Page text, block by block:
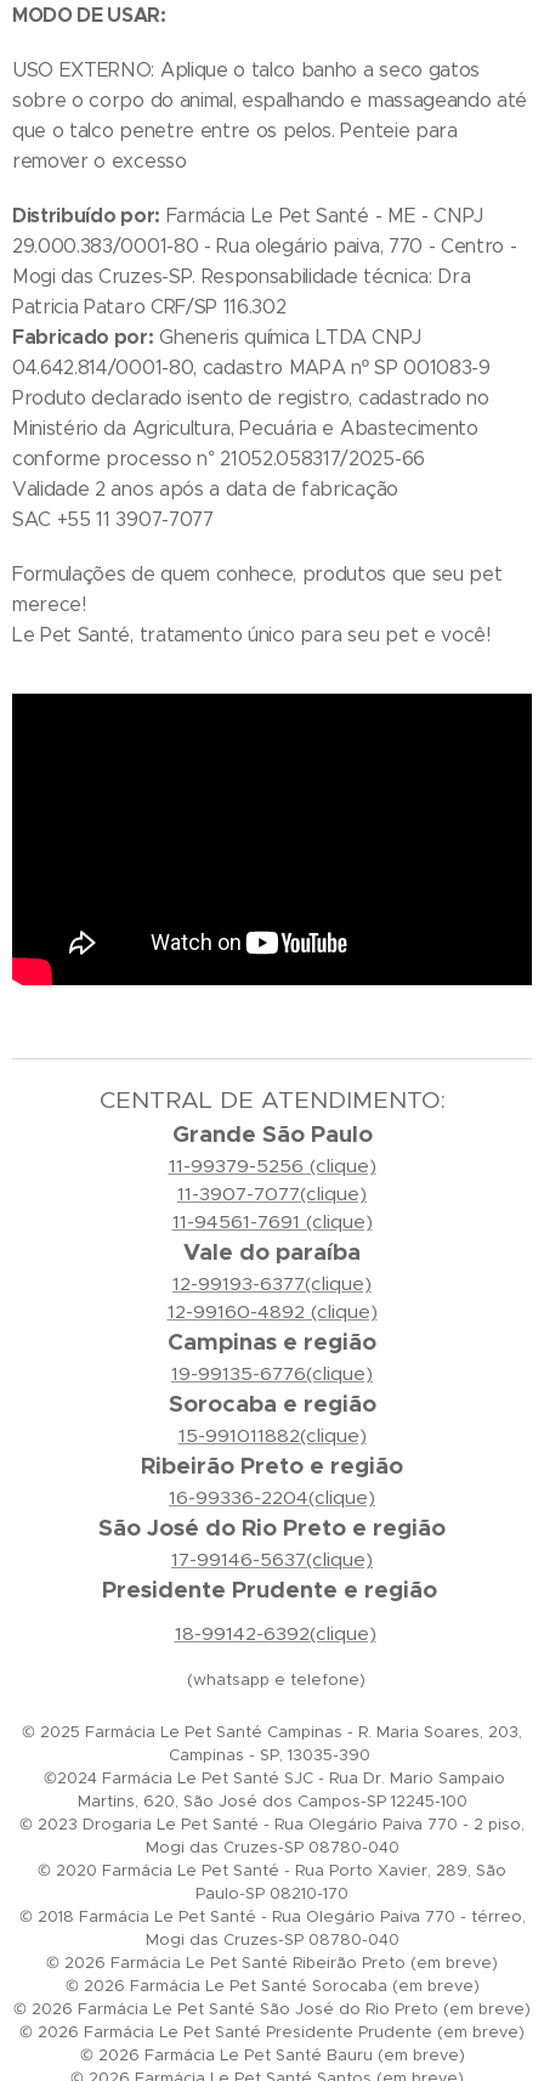
MODO DE USAR:
USO EXTERNO: Aplique o talco banho a seco gatos
sobre o corpo do animal, espalhando e massageando até
que o talco penetre entre os pelos. Penteie para
remover o excesso
Distribuído por: Farmácia Le Pet Santé - ME - CNPJ
29.000.383/0001-80 - Rua olegário paiva, 770 - Centro -
Mogi das Cruzes-SP. Responsabilidade técnica: Dra
Patricia Pataro CRF/SP 116.302
Fabricado por: Gheneris química LTDA CNPJ
04.642.814/0001-80, cadastro MAPA nº SP 001083-9
Produto declarado isento de registro, cadastrado no
Ministério da Agricultura, Pecuária e Abastecimento
conforme processo n° 21052.058317/2025-66
Validade 2 anos após a data de fabricação
SAC +55 11 3907-7077
Formulações de quem conhece, produtos que seu pet
merece!
Le Pet Santé, tratamento único para seu pet e você!
CENTRAL DE ATENDIMENTO:
Grande São Paulo
11-99379-5256 (clique)
11-3907-7077(clique)
11-94561-7691 (clique)
Vale do paraíba
12-99193-6377(clique)
12-99160-4892 (clique)
Campinas e região
19-99135-6776(clique)
Sorocaba e região
15-991011882(clique)
Ribeirão Preto e região
16-99336-2204(clique)
São José do Rio Preto e região
17-99146-5637(clique)
Presidente Prudente e região
18-99142-6392(clique)
(whatsapp e telefone)
© 2025 Farmácia Le Pet Santé Campinas - R. Maria Soares, 203,
Campinas - SP, 13035-390
©2024 Farmácia Le Pet Santé SJC - Rua Dr. Mario Sampaio
Martins, 620, São José dos Campos-SP 12245-100
© 2023 Drogaria Le Pet Santé - Rua Olegário Paiva 770 - 2 piso,
Mogi das Cruzes-SP 08780-040
© 2020 Farmácia Le Pet Santé - Rua Porto Xavier, 289, São
Paulo-SP 08210-170
© 2018 Farmácia Le Pet Santé - Rua Olegário Paiva 770 - térreo,
Mogi das Cruzes-SP 08780-040
© 2026 Farmácia Le Pet Santé Ribeirão Preto (em breve)
© 2026 Farmácia Le Pet Santé Sorocaba (em breve)
© 2026 Farmácia Le Pet Santé São José do Rio Preto (em breve)
© 2026 Farmácia Le Pet Santé Presidente Prudente (em breve)
© 2026 Farmácia Le Pet Santé Bauru (em breve)